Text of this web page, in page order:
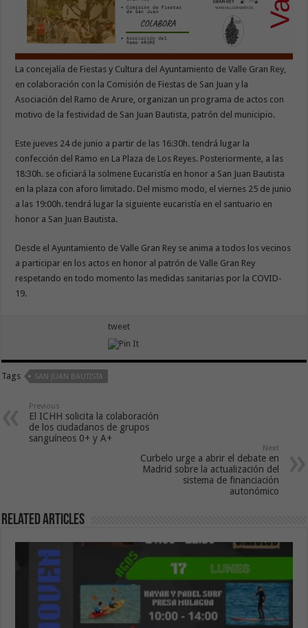
La concejalía de Fiestas y Cultura del Ayuntamiento de Valle Gran Rey,
en colaboración con la Comisión de Fiestas de San Juan y la
Asociación del Ramo de Arure, organizan un programa de actos con
motivo de la festividad de San Juan Bautista, patrón del municipio.
Este jueves 24 de junio a partir de las 16:30h. tendrá lugar la
confección del Ramo en La Plaza de Los Reyes. Posteriormente, a las
18:30h. se oficiará la solmene Eucaristía en honor a San Juan Bautista
en la plaza con aforo limitado. Del mismo modo, el viernes 25 de junio
a las 19:00h. tendrá lugar la siguiente eucaristía en el santuario en
honor a San Juan Bautista.
Desde el Ayuntamiento de Valle Gran Rey se anima a todos los vecinos
a participar en los actos en honor al patrón de Valle Gran Rey
respetando en todo momento las medidas sanitarias por la COVID-
19.
tweet
Tags SAN JUAN BAUTISTA
Previous
El ICHH solicita la colaboración
de los ciudadanos de grupos
sanguíneos 0+ y A+
Next
Curbelo urge a abrir el debate en
Madrid sobre la actualización del
sistema de financiación
autonómico
Related Articles